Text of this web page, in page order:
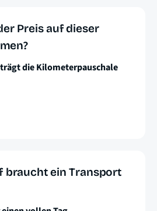
Preis auf dieser
die Kilometerpauschale
braucht ein Transport